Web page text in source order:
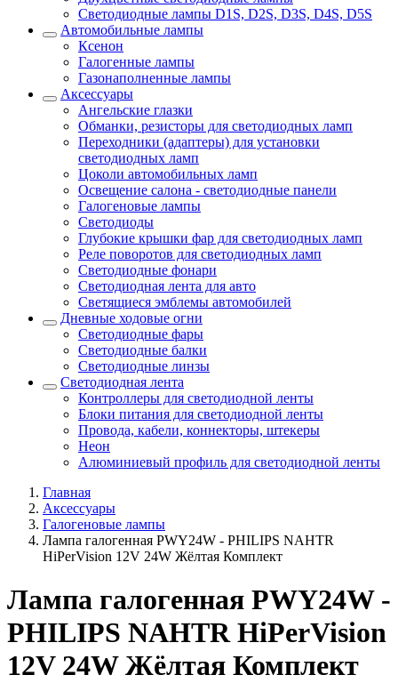
Светодиодные лампы D1S, D2S, D3S, D4S, D5S
Автомобильные лампы
Ксенон
Галогенные лампы
Газонаполненные лампы
Аксессуары
Ангельские глазки
Обманки, резисторы для светодиодных ламп
Переходники (адаптеры) для установки
светодиодных ламп
Цоколи автомобильных ламп
Освещение салона - светодиодные панели
Галогеновые лампы
Светодиоды
Глубокие крышки фар для светодиодных ламп
Реле поворотов для светодиодных ламп
Светодиодные фонари
Светодиодная лента для авто
Светящиеся эмблемы автомобилей
Дневные ходовые огни
Светодиодные фары
Светодиодные балки
Светодиодные линзы
Светодиодная лента
Контроллеры для светодиодной ленты
Блоки питания для светодиодной ленты
Провода, кабели, коннекторы, штекеры
Неон
Алюминиевый профиль для светодиодной ленты
Главная
Аксессуары
Галогеновые лампы
Лампа галогенная PWY24W - PHILIPS NAHTR
HiPerVision 12V 24W Жёлтая Комплект
Лампа галогенная PWY24W -
PHILIPS NAHTR HiPerVision
12V 24W Жёлтая Комплект